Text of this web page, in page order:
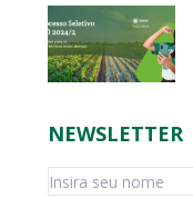
NEWSLETTER